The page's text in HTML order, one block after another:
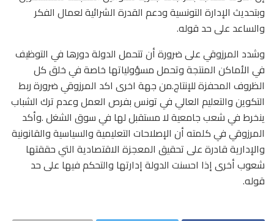
وبتحديث الإدارة التونسية ودعم القدرة الشرائية لعمال الفكر
والساعد على حد قوله.
وشدد المرزوقي على ضرورة أن تتحمل الدولة دورها في التوظيف
في الأماكن المنتجة وتحمل مسؤولياتها خاصة في خلق كل
الظروف المحفزة للإنتاج.من جهة اخرى اكد المرزوقي ضرورة ربط
التكوين والتعليم العالي في تونس بفرص العمل وعدم ترك الشباب
ينخرط في شعب جامعية لا مستقبل لها في سوق الشغل .وأكد
المرزوقي في كلمته أن الإصلاحات التعليمية والسياسية والقانونية
والإدارية قادرة على تحقيق المعجزة الاقتصادية التي حققتها
شعوب أخرى إذا احسنت الدولة إدارتها والتحكم فيها على حد
قوله.